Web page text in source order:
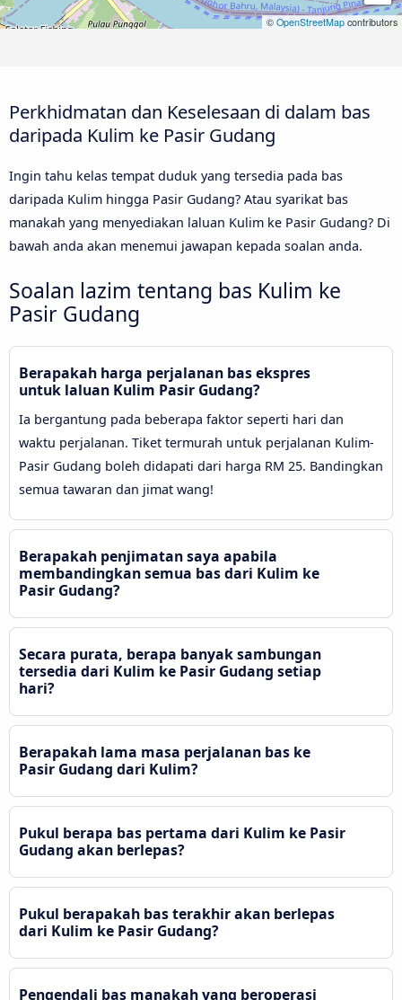
© OpenStreetMap contributors
Perkhidmatan dan Keselesaan di dalam bas
daripada Kulim ke Pasir Gudang
Ingin tahu kelas tempat duduk yang tersedia pada bas
daripada Kulim hingga Pasir Gudang? Atau syarikat bas
manakah yang menyediakan laluan Kulim ke Pasir Gudang? Di
bawah anda akan menemui jawapan kepada soalan anda.
Soalan lazim tentang bas Kulim ke
Pasir Gudang
Berapakah harga perjalanan bas ekspres
untuk laluan Kulim Pasir Gudang?
Ia bergantung pada beberapa faktor seperti hari dan
waktu perjalanan. Tiket termurah untuk perjalanan Kulim-
Pasir Gudang boleh didapati dari harga RM 25. Bandingkan
semua tawaran dan jimat wang!
Berapakah penjimatan saya apabila
membandingkan semua bas dari Kulim ke
Pasir Gudang?
Secara purata, berapa banyak sambungan
tersedia dari Kulim ke Pasir Gudang setiap
hari?
Berapakah lama masa perjalanan bas ke
Pasir Gudang dari Kulim?
Pukul berapa bas pertama dari Kulim ke Pasir
Gudang akan berlepas?
Pukul berapakah bas terakhir akan berlepas
dari Kulim ke Pasir Gudang?
Pengendali bas manakah yang beroperasi